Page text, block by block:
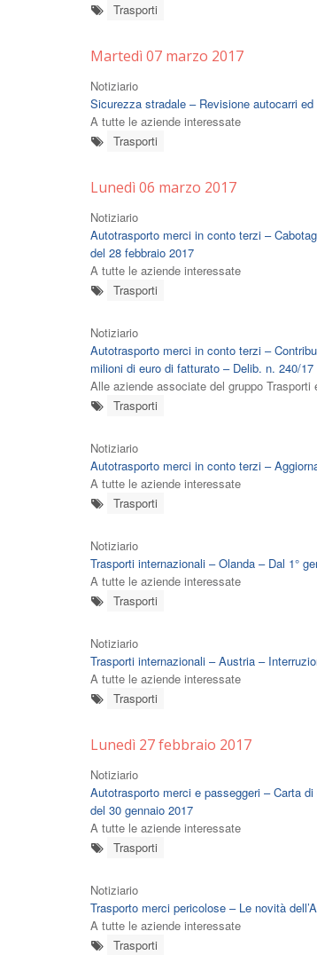
Trasporti
Martedì 07 marzo 2017
Notiziario
Sicurezza stradale – Revisione autocarri
A tutte le aziende interessate
Trasporti
Lunedì 06 marzo 2017
Notiziario
Autotrasporto merci in conto terzi –
del 28 febbraio 2017
A tutte le aziende interessate
Trasporti
Notiziario
Autotrasporto merci in conto terzi –
milioni di euro di fatturato – Delib. n. 240/17
Alle aziende associate del gruppo Trasporti
Trasporti
Notiziario
Autotrasporto merci in conto terzi –
A tutte le aziende interessate
Trasporti
Notiziario
Trasporti internazionali – Olanda – Dal 1°
A tutte le aziende interessate
Trasporti
Notiziario
Trasporti internazionali – Austria –
A tutte le aziende interessate
Trasporti
Lunedì 27 febbraio 2017
Notiziario
Autotrasporto merci e passeggeri – Carta
del 30 gennaio 2017
A tutte le aziende interessate
Trasporti
Notiziario
Trasporto merci pericolose – Le novità
A tutte le aziende interessate
Trasporti